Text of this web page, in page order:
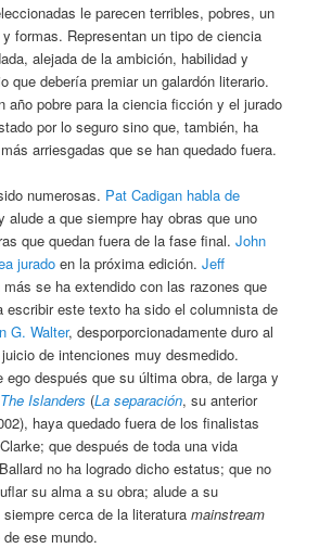
le parecen terribles, pobres, un
formas. Representan un tipo de ciencia
alejada de la ambición, habilidad y
que debería premiar un galardón literario.
año pobre para la ciencia ficción y el jurado
por lo seguro sino que, también, ha
arriesgadas que se han quedado fuera.
numerosas. Pat Cadigan habla de
alude a que siempre hay obras que uno
que quedan fuera de la fase final.John
jurado en la próxima edición.Jeff
se ha extendido con las razones que
escribir este texto ha sido el columnista de
G. Walter, desporporcionadamente duro al
de intenciones muy desmedido.
ego después que su última obra, de larga y
The Islanders (La separación, su anterior
haya quedado fuera de los finalistas
que después de toda una vida
no ha logrado dicho estatus; que no
su alma a su obra; alude a su
siempre cerca de la literaturamainstream
ese mundo.